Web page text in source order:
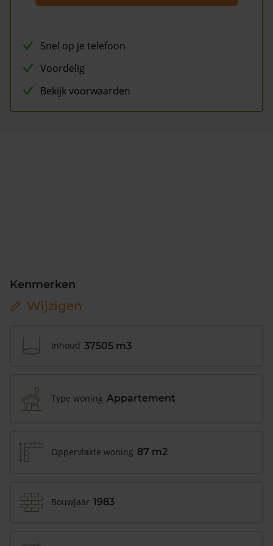
Snel op je telefoon
Voordelig
Bekijk voorwaarden
Kenmerken
Wijzigen
Inhoud 37505 m3
Type woning Appartement
Oppervlakte woning 87 m2
Bouwjaar 1983